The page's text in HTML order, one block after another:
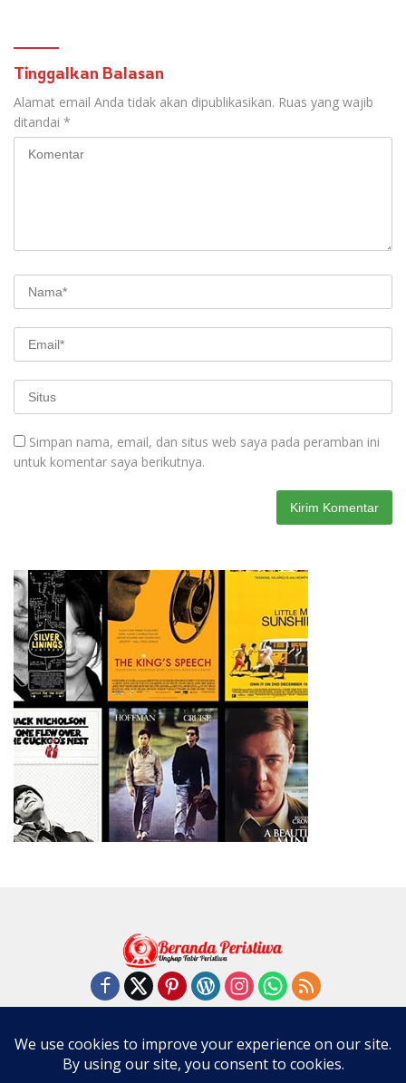
Tinggalkan Balasan
Alamat email Anda tidak akan dipublikasikan. Ruas yang wajib
ditandai *
Simpan nama, email, dan situs web saya pada peramban ini
untuk komentar saya berikutnya.
Kode Etik Pedoman Media Siber
Disclaimer
Privacy Policy